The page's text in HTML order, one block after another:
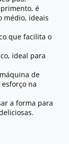
é
médio, ideais
que facilita o
ideal para
de
na
a forma para